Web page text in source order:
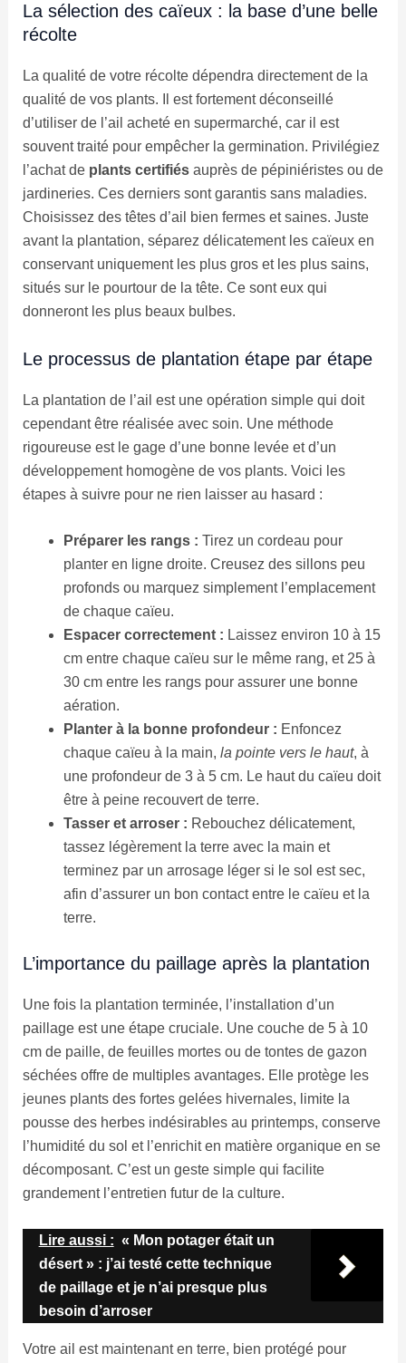
La sélection des caïeux : la base d’une belle
récolte
La qualité de votre récolte dépendra directement de la
qualité de vos plants. Il est fortement déconseillé
d’utiliser de l’ail acheté en supermarché, car il est
souvent traité pour empêcher la germination. Privilégiez
l’achat de plants certifiésauprès de pépiniéristes ou de
jardineries. Ces derniers sont garantis sans maladies.
Choisissez des têtes d’ail bien fermes et saines. Juste
avant la plantation, séparez délicatement les caïeux en
conservant uniquement les plus gros et les plus sains,
situés sur le pourtour de la tête. Ce sont eux qui
donneront les plus beaux bulbes.
Le processus de plantation étape par étape
La plantation de l’ail est une opération simple qui doit
cependant être réalisée avec soin. Une méthode
rigoureuse est le gage d’une bonne levée et d’un
développement homogène de vos plants. Voici les
étapes à suivre pour ne rien laisser au hasard :
Préparer les rangs : Tirez un cordeau pour
planter en ligne droite. Creusez des sillons peu
profonds ou marquez simplement l’emplacement
de chaque caïeu.
Espacer correctement : Laissez environ 10 à 15
cm entre chaque caïeu sur le même rang, et 25 à
30 cm entre les rangs pour assurer une bonne
aération.
Planter à la bonne profondeur : Enfoncez
chaque caïeu à la main, la pointe vers le haut, à
une profondeur de 3 à 5 cm. Le haut du caïeu doit
être à peine recouvert de terre.
Tasser et arroser : Rebouchez délicatement,
tassez légèrement la terre avec la main et
terminez par un arrosage léger si le sol est sec,
afin d’assurer un bon contact entre le caïeu et la
terre.
L’importance du paillage après la plantation
Une fois la plantation terminée, l’installation d’un
paillage est une étape cruciale. Une couche de 5 à 10
cm de paille, de feuilles mortes ou de tontes de gazon
séchées offre de multiples avantages. Elle protège les
jeunes plants des fortes gelées hivernales, limite la
pousse des herbes indésirables au printemps, conserve
l’humidité du sol et l’enrichit en matière organique en se
décomposant. C’est un geste simple qui facilite
grandement l’entretien futur de la culture.
Lire aussi : « Mon potager était un
désert » : j’ai testé cette technique
de paillage et je n’ai presque plus
besoin d’arroser
Votre ail est maintenant en terre, bien protégé pour